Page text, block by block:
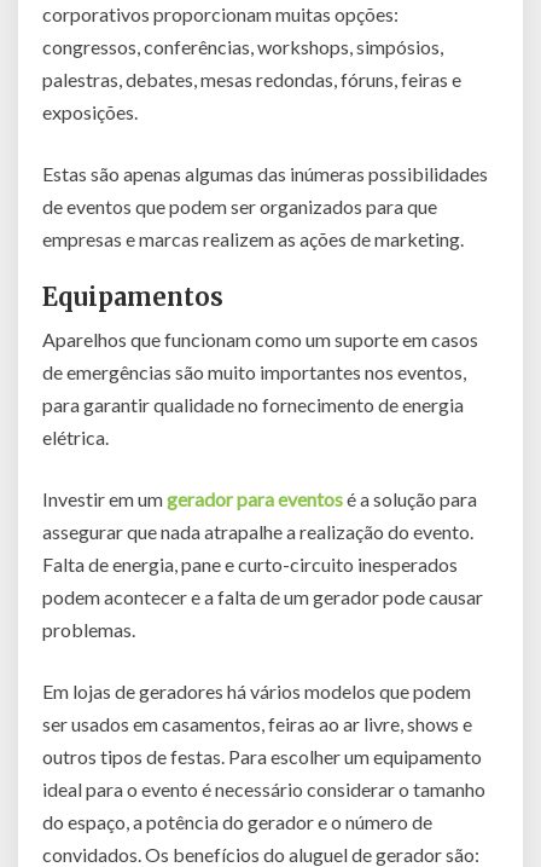
corporativos proporcionam muitas opções:
congressos, conferências, workshops, simpósios,
palestras, debates, mesas redondas, fóruns, feiras e
exposições.
Estas são apenas algumas das inúmeras possibilidades
de eventos que podem ser organizados para que
empresas e marcas realizem as ações de marketing.
Equipamentos
Aparelhos que funcionam como um suporte em casos
de emergências são muito importantes nos eventos,
para garantir qualidade no fornecimento de energia
elétrica.
Investir em umgerador para eventosé a solução para
assegurar que nada atrapalhe a realização do evento.
Falta de energia, pane e curto-circuito inesperados
podem acontecer e a falta de um gerador pode causar
problemas.
Em lojas de geradores há vários modelos que podem
ser usados em casamentos, feiras ao ar livre, shows e
outros tipos de festas. Para escolher um equipamento
ideal para o evento é necessário considerar o tamanho
do espaço, a potência do gerador e o número de
convidados. Os benefícios do aluguel de gerador são: